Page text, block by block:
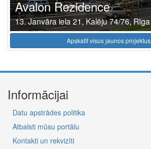
Avalon Rezidence
13. Janvāra iela 21, Kalēju 74/76, Rīga
Apskatīt visus jaunos projektus
Informācijai
Datu apstrādes politika
Atbalsti mūsu portālu
Kontakti un rekvizīti